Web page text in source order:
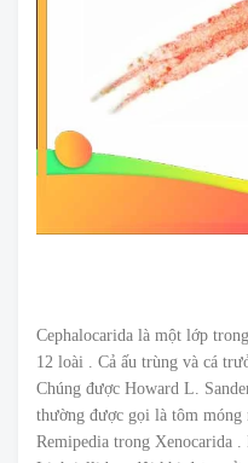
Cephalocarida là một lớp
12 loài . Cả ấu trùng và cá
Chúng được Howard L.
thường được gọi là tôm
Remipedia trong Xenocarida .